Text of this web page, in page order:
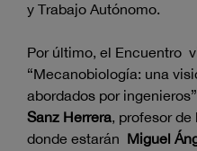
y Trabajo Autónomo.
Por último, el Encuentro
“Mecanobiología: una
abordados por
Sanz Herrera, profesor
donde estarán Miguel